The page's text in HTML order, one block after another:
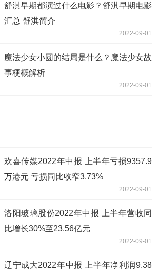
舒淇早期都演过什么电影？舒淇早期电影
汇总 舒淇简介
2022-09-01
魔法少女小圆的结局是什么？魔法少女故
事梗概解析
2022-09-01
欢喜传媒2022年中报 上半年亏损9357.9
万港元 亏损同比收窄3.73%
2022-09-01
洛阳玻璃股份2022年中报 上半年营收同
比增长30%至23.56亿元
2022-09-01
辽宁成大2022年中报 上半年净利润9.38